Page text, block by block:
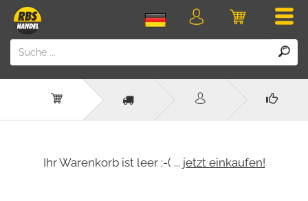
Login
Ihr Warenkorb ist leer :-( ... jetzt einkaufen!